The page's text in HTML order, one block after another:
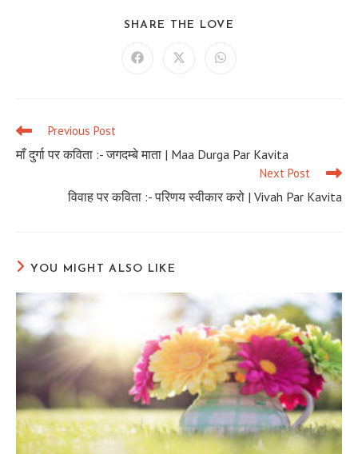
SHARE THE LOVE
Opens Opens Opens
Read
more
articles
Previous Post
माँ दुर्गा पर कविता :- जगदम्बे माता | Maa Durga Par Kavita
Next Post
विवाह पर कविता :- परिणय स्वीकार करो | Vivah Par Kavita
YOU MIGHT ALSO LIKE